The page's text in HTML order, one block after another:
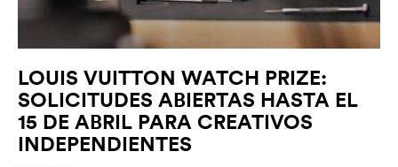
LOUIS VUITTON WATCH PRIZE:
SOLICITUDES ABIERTAS HASTA EL
15 DE ABRIL PARA CREATIVOS
INDEPENDIENTES